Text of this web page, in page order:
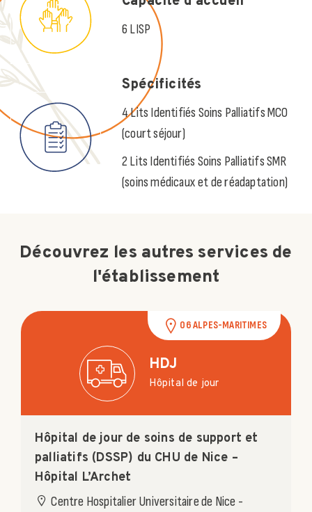
6 LISP
Spécificités
4 Lits Identifiés Soins Palliatifs MCO
(court séjour)
2 Lits Identifiés Soins Palliatifs SMR
(soins médicaux et de réadaptation)
Découvrez les autres services de
l'établissement
06 ALPES-MARITIMES
HDJ
Hôpital de jour
Hôpital de jour de soins de support et
palliatifs (DSSP) du CHU de Nice –
Hôpital L’Archet
Centre Hospitalier Universitaire de Nice -